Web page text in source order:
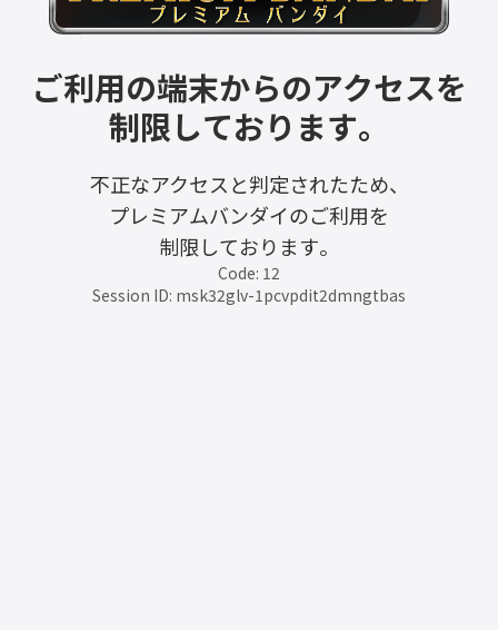
ご利用の端末からのアクセスを
制限しております。
不正なアクセスと判定されたため、
プレミアムバンダイのご利用を
制限しております。
Code: 12
Session ID: msk32glv-1pcvpdit2dmngtbas